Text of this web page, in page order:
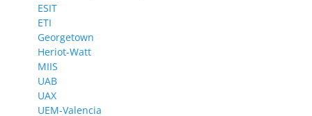
ESIT
ETI
Georgetown
Heriot-Watt
MIIS
UAB
UAX
UEM-Valencia